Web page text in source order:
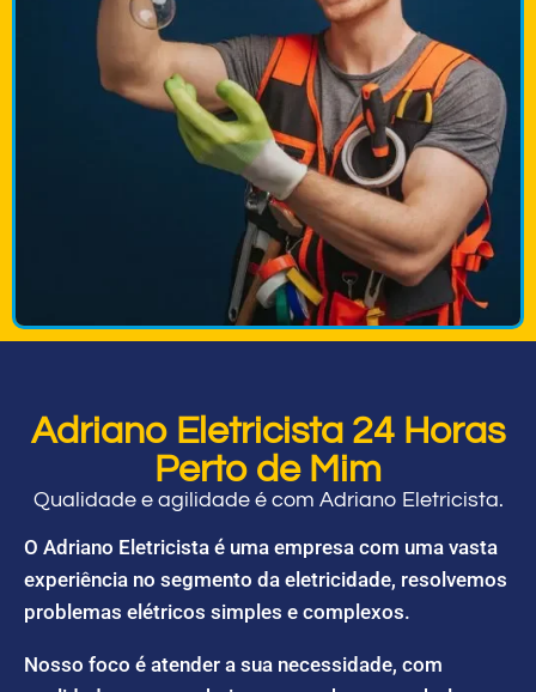
Adriano Eletricista 24 Horas
Perto de Mim
Qualidade e agilidade é com Adriano Eletricista.
O Adriano Eletricista é uma empresa com uma vasta
experiência no segmento da eletricidade, resolvemos
problemas elétricos simples e complexos.
Nosso foco é atender a sua necessidade, com